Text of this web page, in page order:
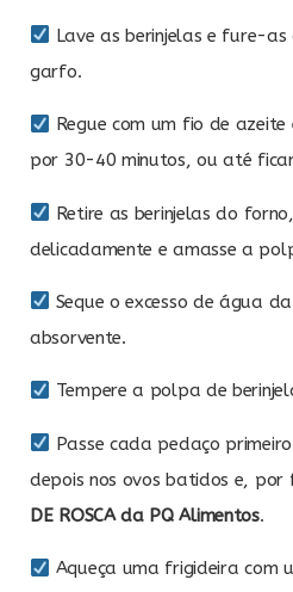
Lave as berinjelas e fure-as
garfo.
Regue com um fio de
por 30-40 minutos, ou até
Retire as berinjelas do
delicadamente e amasse a
Seque o excesso de água
absorvente.
Tempere a polpa de
Passe cada pedaço
depois nos ovos batidos e, por
DE ROSCA da PQ Alimentos.
Aqueça uma frigideira com